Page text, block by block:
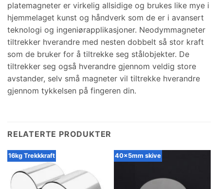
platemagneter er virkelig allsidige og brukes like mye i
hjemmelaget kunst og håndverk som de er i avansert
teknologi og ingeniørapplikasjoner. Neodymmagneter
tiltrekker hverandre med nesten dobbelt så stor kraft
som de bruker for å tiltrekke seg stålobjekter. De
tiltrekker seg også hverandre gjennom veldig store
avstander, selv små magneter vil tiltrekke hverandre
gjennom tykkelsen på fingeren din.
RELATERTE PRODUKTER
16kg Trekkkraft 40x5mm skive